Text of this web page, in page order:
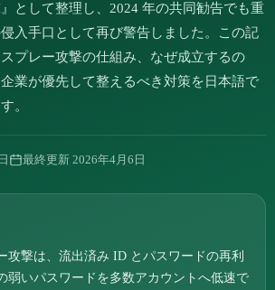
として整理し、2024 年の共同勧告でも重
入手口として再び警告しました。この記
プレー攻撃の仕組み、なぜ成立するの
業が優先して整えるべき対策を日本語で
。
最終更新 2026年4月6日
攻撃は、流出済み ID とパスワードの再利
弱いパスワードを多数アカウントへ低速で